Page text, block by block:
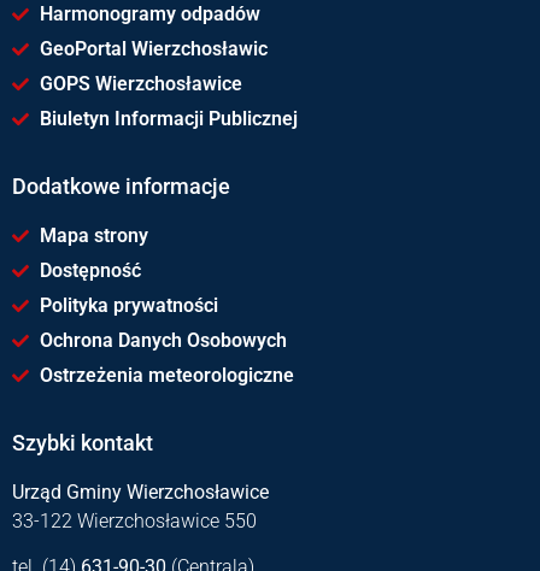
Harmonogramy odpadów
GeoPortal Wierzchosławic
GOPS Wierzchosławice
Biuletyn Informacji Publicznej
Dodatkowe informacje
Mapa strony
Dostępność
Polityka prywatności
Ochrona Danych Osobowych
Ostrzeżenia meteorologiczne
Szybki kontakt
Urząd Gminy Wierzchosławice
33-122 Wierzchosławice 550